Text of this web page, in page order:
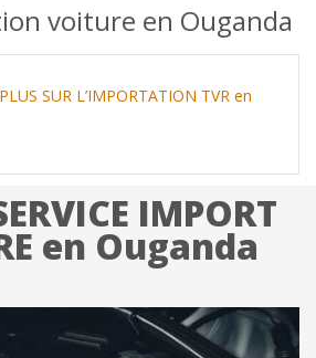
voiture en Ouganda
SUR L’IMPORTATION TVR en
IMPORT
en Ouganda